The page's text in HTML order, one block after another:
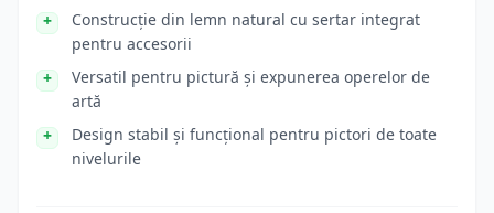
Construcție din lemn natural cu sertar integrat
pentru accesorii
Versatil pentru pictură și expunerea operelor de
artă
Design stabil și funcțional pentru pictori de toate
nivelurile